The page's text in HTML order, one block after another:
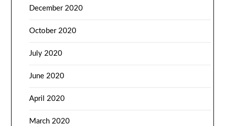
December 2020
October 2020
July 2020
June 2020
April 2020
March 2020